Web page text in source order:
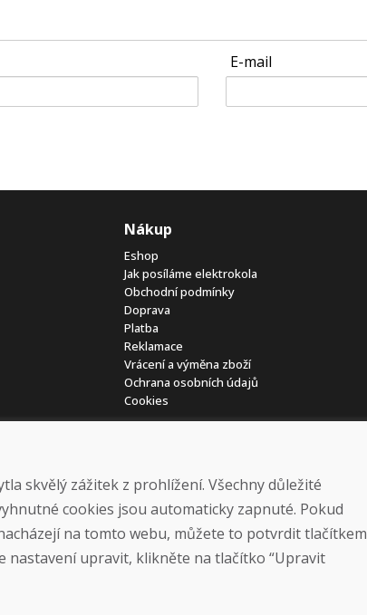
E-mail
Nákup
Eshop
Jak posíláme elektrokola
Obchodní podmínky
Doprava
Platba
Reklamace
Vrácení a výměna zboží
Ochrana osobních údajů
Cookies
© DOMIVOSPORT 2026, všechna práva vyhrazena
DUFEKSOFT tvorba eshopů
skvělý zážitek z prohlížení. Všechny důležité
cookies jsou automaticky zapnuté. Pokud
na tomto webu, můžete to potvrdit tlačítkem
nastavení upravit, klikněte na tlačítko “Upravit